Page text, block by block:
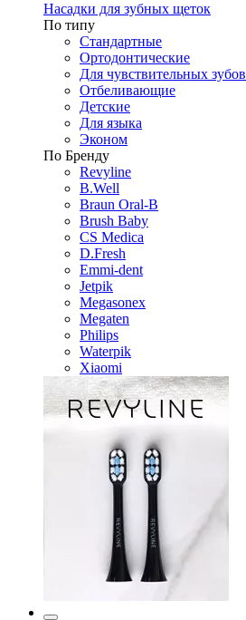
Насадки для зубных щеток
По типу
Стандартные
Ортодонтические
Для чувствительных зубов
Отбеливающие
Детские
Для языка
Эконом
По Бренду
Revyline
B.Well
Braun Oral-B
Brush Baby
CS Medica
D.Fresh
Emmi-dent
Jetpik
Megasonex
Megaten
Philips
Waterpik
Xiaomi